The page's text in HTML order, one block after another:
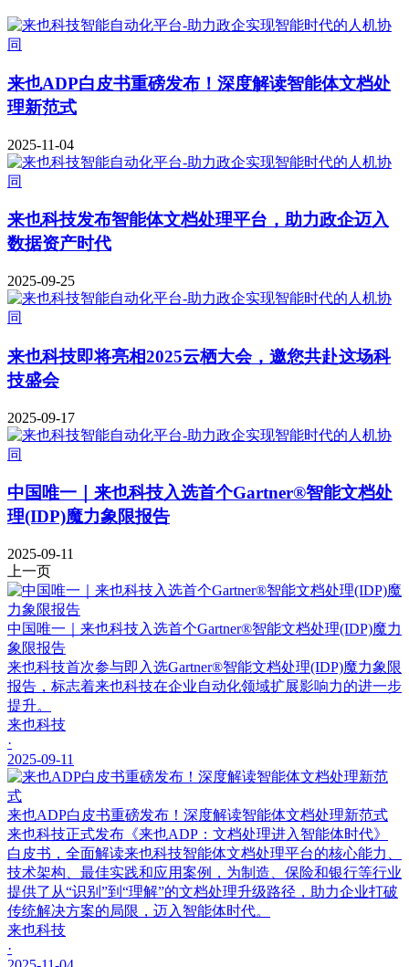
来也ADP白皮书重磅发布！深度解读智能体文档处
理新范式
2025-11-04
来也科技发布智能体文档处理平台，助力政企迈入
数据资产时代
2025-09-25
来也科技即将亮相2025云栖大会，邀您共赴这场科
技盛会
2025-09-17
中国唯一｜来也科技入选首个Gartner®智能文档处
理(IDP)魔力象限报告
2025-09-11
上一页
中国唯一｜来也科技入选首个Gartner®智能文档处理(IDP)魔力
象限报告
来也科技首次参与即入选Gartner®智能文档处理(IDP)魔力象限
报告，标志着来也科技在企业自动化领域扩展影响力的进一步
提升。
来也科技
·
2025-09-11
来也ADP白皮书重磅发布！深度解读智能体文档处理新范式
来也科技正式发布《来也ADP：文档处理进入智能体时代》
白皮书，全面解读来也科技智能体文档处理平台的核心能力、
技术架构、最佳实践和应用案例，为制造、保险和银行等行业
提供了从“识别”到“理解”的文档处理升级路径，助力企业打破
传统解决方案的局限，迈入智能体时代。
来也科技
·